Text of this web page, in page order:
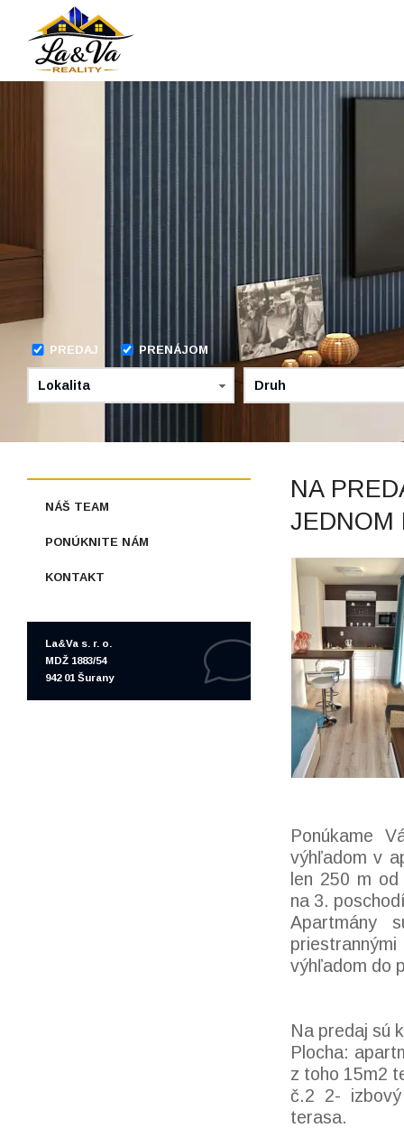
NA
JEDNOM
Ponúkame
výhľadom v
len 250 m
na 3.
Apartmány
výhľadom do
Na predaj sú
Plocha:
z toho 15m2
č.2 2-
terasa.
NÁŠ TEAM
PONÚKNITE NÁM
KONTAKT
La&Va s. r. o.
MDŽ 1883/54
942 01 Šurany
PREDAJ PRENÁJOM
Lokalita Druh